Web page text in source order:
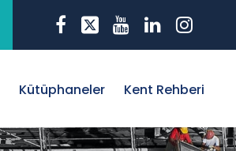
Kütüphaneler Kent Rehberi